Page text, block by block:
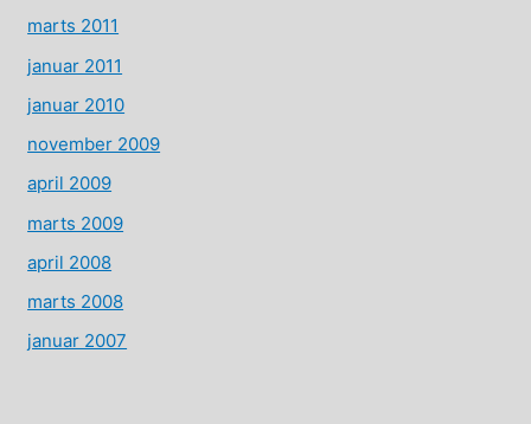
marts 2011
januar 2011
januar 2010
november 2009
april 2009
marts 2009
april 2008
marts 2008
januar 2007